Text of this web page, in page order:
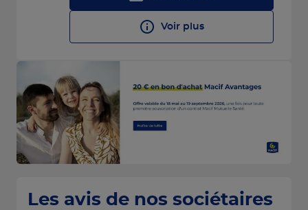
Voir plus
Les avis de nos sociétaires